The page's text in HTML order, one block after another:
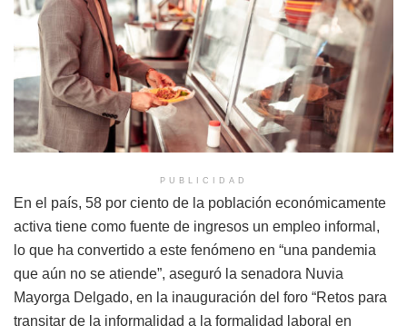
PUBLICIDAD
En el país, 58 por ciento de la población económicamente
activa tiene como fuente de ingresos un empleo informal,
lo que ha convertido a este fenómeno en “una pandemia
que aún no se atiende”, aseguró la senadora Nuvia
Mayorga Delgado, en la inauguración del foro “Retos para
transitar de la informalidad a la formalidad laboral en